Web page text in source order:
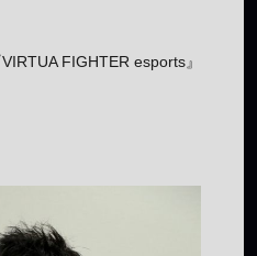
FIGHTER esports』